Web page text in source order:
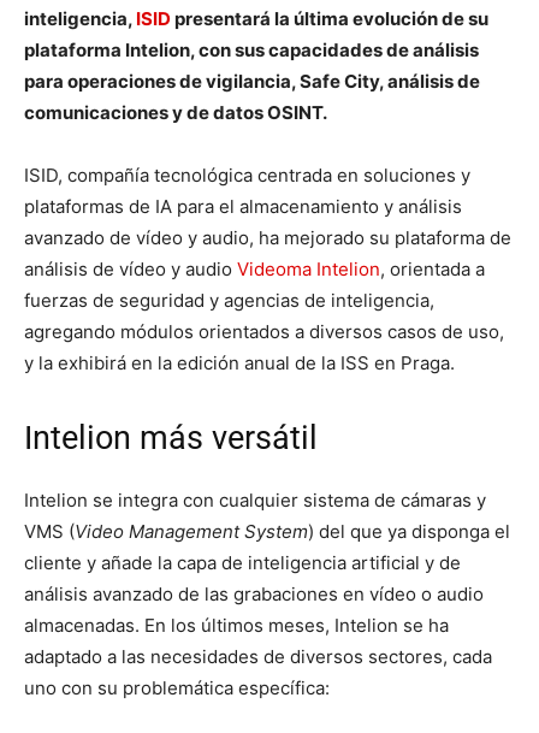
inteligencia, ISIDpresentará la última evolución de su
plataforma Intelion, con sus capacidades de análisis
para operaciones de vigilancia, Safe City, análisis de
comunicaciones y de datos OSINT.
ISID, compañía tecnológica centrada en soluciones y
plataformas de IA para el almacenamiento y análisis
avanzado de vídeo y audio, ha mejorado su plataforma de
análisis de vídeo y audio Videoma Intelion, orientada a
fuerzas de seguridad y agencias de inteligencia,
agregando módulos orientados a diversos casos de uso,
y la exhibirá en la edición anual de la ISS en Praga.
Intelion más versátil
Intelion se integra con cualquier sistema de cámaras y
VMS (Video Management System) del que ya disponga el
cliente y añade la capa de inteligencia artificial y de
análisis avanzado de las grabaciones en vídeo o audio
almacenadas. En los últimos meses, Intelion se ha
adaptado a las necesidades de diversos sectores, cada
uno con su problemática específica: